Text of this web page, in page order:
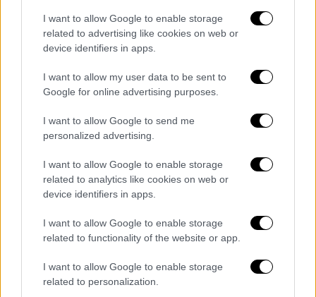
I want to allow Google to enable storage
related to advertising like cookies on web or
device identifiers in apps.
I want to allow my user data to be sent to
Google for online advertising purposes.
I want to allow Google to send me
personalized advertising.
I want to allow Google to enable storage
related to analytics like cookies on web or
device identifiers in apps.
I want to allow Google to enable storage
related to functionality of the website or app.
I want to allow Google to enable storage
related to personalization.
Οι διαιτητές εξέτασαν το περιστατικό μέσω
video και κατέληξαν σε αποβολή των Ναν και
Ντόρσεϊ για τη συμπλοκή, ενώ στον Λεσόρ
Διαβάστε ακόμη